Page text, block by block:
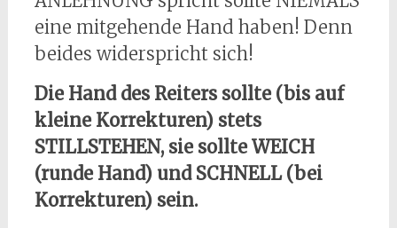
eine mitgehende Hand haben! Denn
beides widerspricht sich!
Die Hand des Reiters sollte (bis auf
kleine Korrekturen) stets
STILLSTEHEN, sie sollte WEICH
(runde Hand) und SCHNELL (bei
Korrekturen) sein.